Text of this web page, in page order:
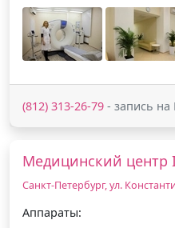
(812) 313-26-79 - запись
Медицинский центр
Санкт-Петербург, ул.
Аппараты: